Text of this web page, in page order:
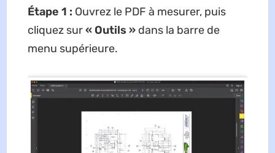
Étape 1 : Ouvrez le PDF à mesurer, puis
cliquez sur« Outils »dans la barre de
menu supérieure.